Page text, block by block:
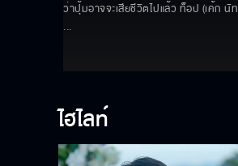
ว่าปุ้มอาจจะเสียชีวิตไปแล้ว ท็อป (เค้ก
...
ไฮไลท์